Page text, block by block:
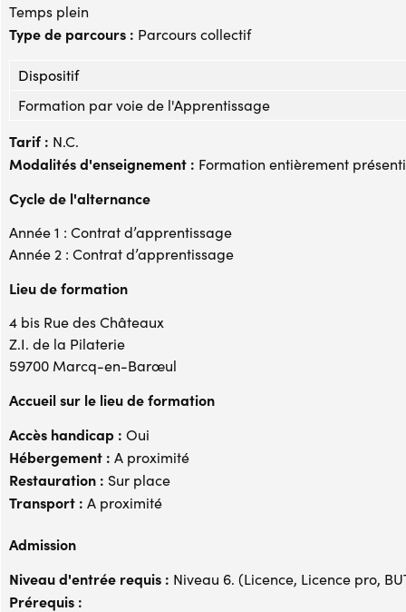
Temps plein
Type de parcours : Parcours collectif
Dispositif
Formation par voie de l'Apprentissage
Tarif : N.C.
Modalités d'enseignement : Formation entièrement
Cycle de l'alternance
Année 1 : Contrat d’apprentissage
Année 2 : Contrat d’apprentissage
Lieu de formation
4 bis Rue des Châteaux
Z.I. de la Pilaterie
59700 Marcq-en-Barœul
Accueil sur le lieu de formation
Accès handicap : Oui
Hébergement : A proximité
Restauration : Sur place
Transport : A proximité
Admission
Niveau d'entrée requis : Niveau 6. (Licence, Licence pro,
Prérequis :